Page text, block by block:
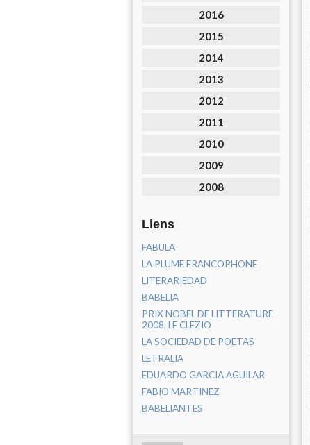
2016
2015
2014
2013
2012
2011
2010
2009
2008
Liens
FABULA
LA PLUME FRANCOPHONE
LITERARIEDAD
BABELIA
PRIX NOBEL DE LITTERATURE
2008, LE CLEZIO
LA SOCIEDAD DE POETAS
LETRALIA
EDUARDO GARCIA AGUILAR
FABIO MARTINEZ
BABELIANTES